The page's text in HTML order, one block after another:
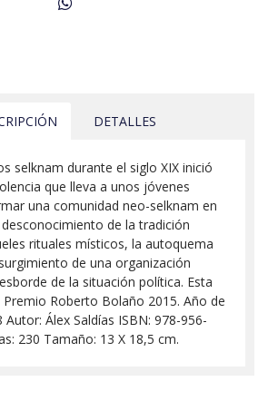
DETALLES
selknam durante el siglo XIX inició
que lleva a unos jóvenes
una comunidad neo-selknam en
desconocimiento de la tradición
rituales místicos, la autoquema
de una organización
de la situación política. Esta
Roberto Bolaño 2015. Año de
Autor: Álex Saldías ISBN: 978-956-
230 Tamaño: 13 X 18,5 cm.